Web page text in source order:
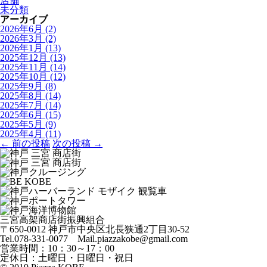
未分類
アーカイブ
2026年6月 (2)
2026年3月 (2)
2026年1月 (13)
2025年12月 (13)
2025年11月 (14)
2025年10月 (12)
2025年9月 (8)
2025年8月 (14)
2025年7月 (14)
2025年6月 (15)
2025年5月 (9)
2025年4月 (11)
← 前の投稿 次の投稿 →
三宮高架商店街振興組合
〒650-0012 神戸市中央区北長狭通2丁目30-52
Tel.078-331-0077 Mail.piazzakobe@gmail.com
営業時間：10：30～17：00
定休日：土曜日・日曜日・祝日